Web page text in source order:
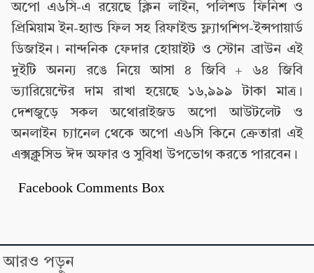
অপো এ৬সি-এ রয়েছে ক্লিন লাইন, পলিশড ফিনিশ ও
প্রিমিয়াম ইন-হ্যান্ড ফিল সহ রিফাইন্ড ফ্ল্যাগশিপ-ইন্সপায়ার্ড
ডিজাইন। নান্দনিক ফেদার হোয়াইট ও স্টোন ব্রাউন এই
দুইটি অনন্য রঙে নিয়ে আসা ৪ জিবি + ৬৪ জিবি
ভ্যারিয়েন্টের দাম রাখা হয়েছে ১৬,৯৯৯ টাকা মাত্র।
দেশজুড়ে সকল অথোরাইজড অপো আউটলেট ও
অনলাইন চ্যানেল থেকে অপো এ৬সি কিনে ক্রেতারা এই
এক্সক্লুসিভ ঈদ অফার ও সুবিধা উপভোগ করতে পারবেন।
Facebook Comments Box
আরও পড়ুন